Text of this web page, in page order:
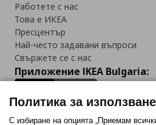
Работете с нас
Това е ИКЕА
Пресцентър
Най-често задавани въпроси
Свържете се с нас
Приложение IKEA Bulgaria:
Политика за
С избиране на опцията „Приемам